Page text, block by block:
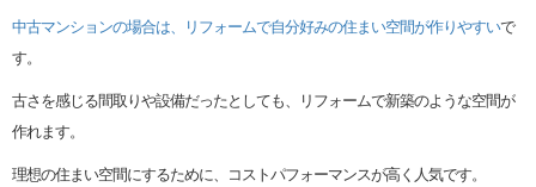
中古マンションの場合は、リフォームで自分好みの住まい空間が作りやすいで
す。
古さを感じる間取りや設備だったとしても、リフォームで新築のような空間が
作れます。
理想の住まい空間にするために、コストパフォーマンスが高く人気です。